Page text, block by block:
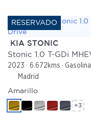
KIA STONIC
2023 6.672kms Gasolina
Madrid
Amarillo
+3